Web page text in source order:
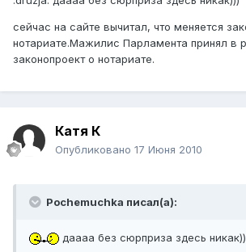
сейчас на сайте вычитал, что меняется
нотариате.Мажилис Парламента принял в
законопроект о нотариате.
Катя К
Опубликовано 17 Июня 2010
Pochemuchka писал(а):
даааа без сюрприза здесь